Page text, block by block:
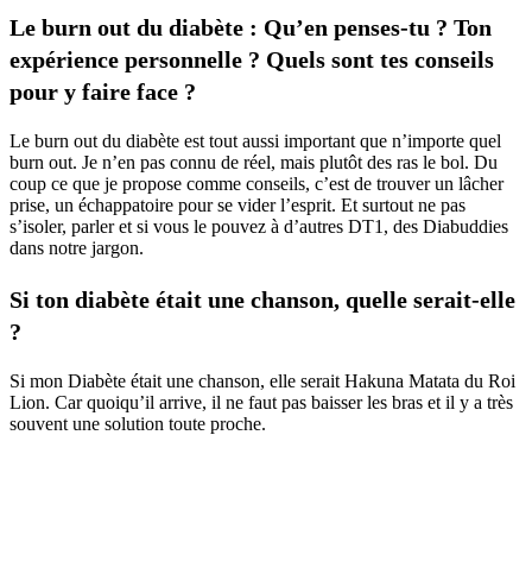
Le burn out du diabète : Qu’en penses-tu ? Ton
expérience personnelle ? Quels sont tes conseils
pour y faire face ?
Le burn out du diabète est tout aussi important que n’importe quel
burn out. Je n’en pas connu de réel, mais plutôt des ras le bol. Du
coup ce que je propose comme conseils, c’est de trouver un lâcher
prise, un échappatoire pour se vider l’esprit. Et surtout ne pas
s’isoler, parler et si vous le pouvez à d’autres DT1, des Diabuddies
dans notre jargon.
Si ton diabète était une chanson, quelle serait-elle
?
Si mon Diabète était une chanson, elle serait Hakuna Matata du Roi
Lion. Car quoiqu’il arrive, il ne faut pas baisser les bras et il y a très
souvent une solution toute proche.